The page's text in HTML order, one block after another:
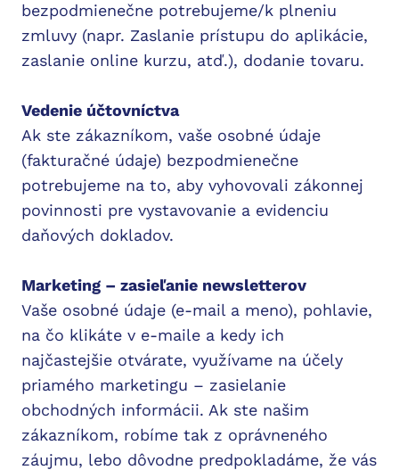
bezpodmienečne potrebujeme/k plneniu
zmluvy (napr. Zaslanie prístupu do aplikácie,
zaslanie online kurzu, atď.), dodanie tovaru.
Vedenie účtovníctva
Ak ste zákazníkom, vaše osobné údaje
(fakturačné údaje) bezpodmienečne
potrebujeme na to, aby vyhovovali zákonnej
povinnosti pre vystavovanie a evidenciu
daňových dokladov.
Marketing – zasieľanie newsletterov
Vaše osobné údaje (e-mail a meno), pohlavie,
na čo klikáte v e-maile a kedy ich
najčastejšie otvárate, využívame na účely
priamého marketingu – zasielanie
obchodných informácii. Ak ste našim
zákazníkom, robíme tak z oprávneného
záujmu, lebo dôvodne predpokladáme, že vás